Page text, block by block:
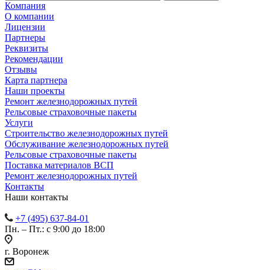
Компания
О компании
Лицензии
Партнеры
Реквизиты
Рекомендации
Отзывы
Карта партнера
Наши проекты
Ремонт железнодорожных путей
Рельсовые страховочные пакеты
Услуги
Строительство железнодорожных путей
Обслуживание железнодорожных путей
Рельсовые страховочные пакеты
Поставка материалов ВСП
Ремонт железнодорожных путей
Контакты
Наши контакты
+7 (495) 637-84-01
Пн. – Пт.: с 9:00 до 18:00
г. Воронеж